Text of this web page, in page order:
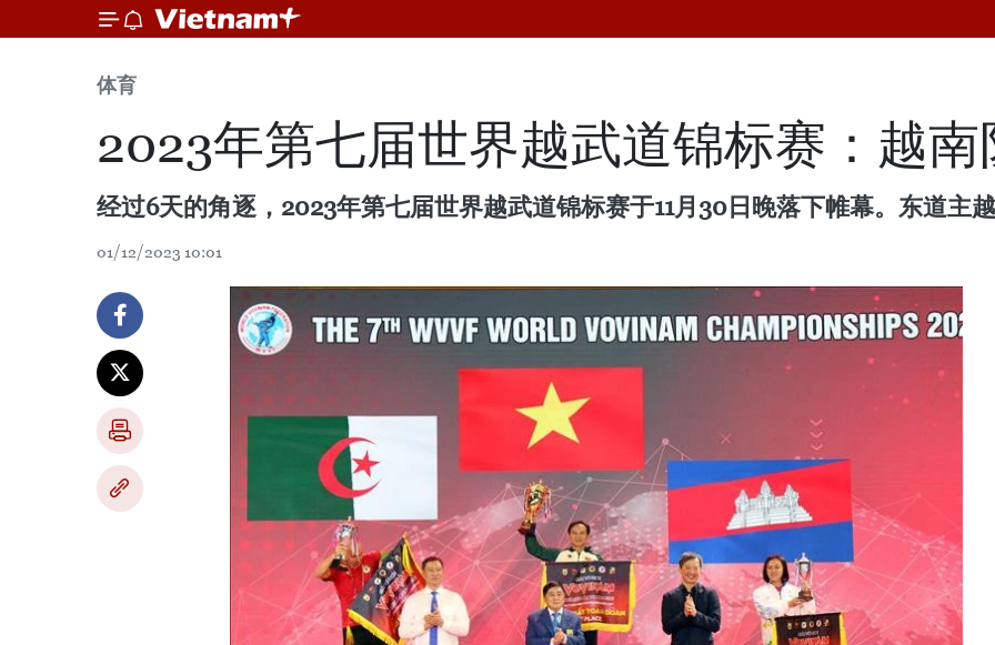
体育
2023年第七届世界越武道锦标赛：越
经过6天的角逐，2023年第七届世界越武道锦标赛于11月30日晚落下帷幕。东道主
01/12/2023 10:01